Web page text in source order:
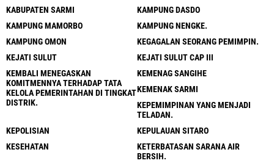
KABUPATEN SARMI
KAMPUNG DASDO
KAMPUNG MAMORBO
KAMPUNG NENGKE.
KAMPUNG OMON
KEGAGALAN SEORANG PEMIMPIN.
KEJATI SULUT
KEJATI SULUT CAP III
KEMBALI MENEGASKAN
KOMITMENNYA TERHADAP TATA
KELOLA PEMERINTAHAN DI TINGKAT
DISTRIK.
KEMENAG SANGIHE
KEMENAK SARMI
KEPEMIMPINAN YANG MENJADI
TELADAN.
KEPOLISIAN
KEPULAUAN SITARO
KESEHATAN
KETERBATASAN SARANA AIR
BERSIH.